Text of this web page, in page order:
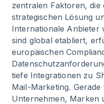
zentralen Faktoren,
strategischen Lösung
Internationale Anbieter
sind global etabliert,
europäischen
tiefe Integrationen zu
Mail-Marketing.
Unternehmen, Marken